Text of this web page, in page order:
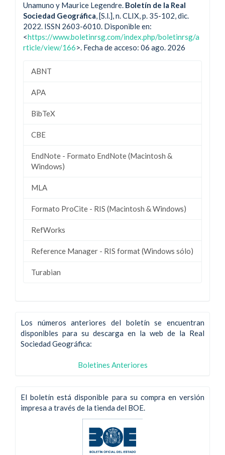
Unamuno y Maurice Legendre. Boletín de la Real
Sociedad Geográfica, [S.l.], n. CLIX, p. 35-102, dic.
2022. ISSN 2603-6010. Disponible en:
<https://www.boletinrsg.com/index.php/boletinrsg/a
rticle/view/166>. Fecha de acceso: 06 ago. 2026
ABNT
APA
BibTeX
CBE
EndNote - Formato EndNote (Macintosh &
Windows)
MLA
Formato ProCite - RIS (Macintosh & Windows)
RefWorks
Reference Manager - RIS format (Windows sólo)
Turabian
Los números anteriores del boletín se encuentran
disponibles para su descarga en la web de la Real
Sociedad Geográfica:
Boletines Anteriores
El boletín está disponible para su compra en versión
impresa a través de la tienda del BOE.